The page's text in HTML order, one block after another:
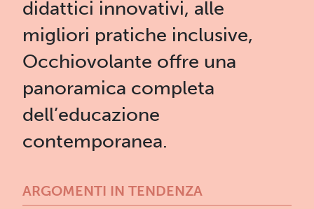
didattici innovativi, alle
migliori pratiche inclusive,
Occhiovolante offre una
panoramica completa
dell’educazione
contemporanea.
ARGOMENTI IN TENDENZA